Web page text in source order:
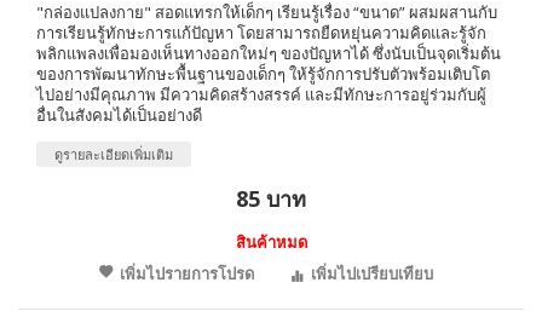
"กล่องแปลงกาย" สอดแทรกให้เด็กๆ เรียนรู้เรื่อง “ขนาด” ผสมผสานกับ
การเรียนรู้ทักษะการแก้ปัญหา โดยสามารถยืดหยุ่นความคิดและรู้จัก
พลิกแพลงเพื่อมองเห็นทางออกใหม่ๆ ของปัญหาได้ ซึ่งนับเป็นจุดเริ่มต้น
ของการพัฒนาทักษะพื้นฐานของเด็กๆ ให้รู้จักการปรับตัวพร้อมเติบโต
ไปอย่างมีคุณภาพ มีความคิดสร้างสรรค์ และมีทักษะการอยู่ร่วมกับผู้
อื่นในสังคมได้เป็นอย่างดี
ดูรายละเอียดเพิ่มเติม
85 บาท
สินค้าหมด
เพิ่มไปรายการโปรด
เพิ่มไปเปรียบเทียบ